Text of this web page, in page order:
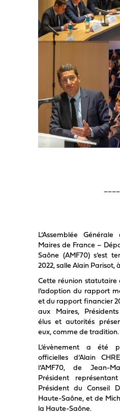
L’Assemblée
Maires de France –
Saône (AMF70) s’est
2022, salle Alain Parisot,
Cette réunion
l’adoption du rapport
et du rapport financier
aux Maires,
élus et autorités
eux, comme de tradition.
L’évènement a été
officielles d’Alain
l’AMF70, de Jean-
Président représentant
Président du Conseil
Haute-Saône, et de
la Haute-Saône.